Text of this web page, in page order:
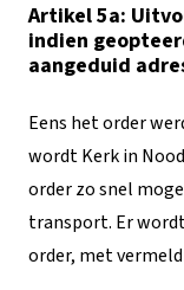
Artikel 5a:
indien
aangeduid
Eens het order
wordt Kerk in
order zo snel
transport. Er
order, met